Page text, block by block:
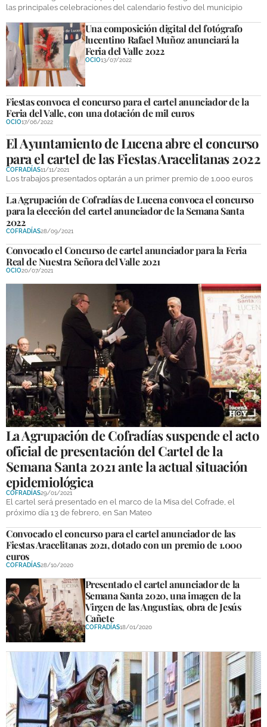
DEPORTES
COMPETICIONES
DEPORTE BASE
OPINIÓN
VENTANA CIUDADANA
CÓRDOBA
PROVINCIA
SUBBÉTICA HOY
SALUD
OBRAS
NECROLÓGICAS
las principales celebraciones del calendario festivo del municipio
Una composición digital del fotógrafo
lucentino Rafael Muñoz anunciará la
Feria del Valle 2022
OCIO13/07/2022
Fiestas convoca el concurso para el cartel anunciador de la
Feria del Valle, con una dotación de mil euros
OCIO17/06/2022
El Ayuntamiento de Lucena abre el concurso
para el cartel de las Fiestas Aracelitanas 2022
COFRADÍAS11/11/2021
Los trabajos presentados optarán a un primer premio de 1.000 euros
La Agrupación de Cofradías de Lucena convoca el concurso
para la elección del cartel anunciador de la Semana Santa
2022
COFRADÍAS28/09/2021
Convocado el Concurso de cartel anunciador para la Feria
Real de Nuestra Señora del Valle 2021
OCIO20/07/2021
La Agrupación de Cofradías suspende el acto
oficial de presentación del Cartel de la
Semana Santa 2021 ante la actual situación
epidemiológica
COFRADÍAS29/01/2021
El cartel será presentado en el marco de la Misa del Cofrade, el
próximo día 13 de febrero, en San Mateo
Convocado el concurso para el cartel anunciador de las
Fiestas Aracelitanas 2021, dotado con un premio de 1.000
euros
COFRADÍAS28/10/2020
Presentado el cartel anunciador de la
Semana Santa 2020, una imagen de la
Virgen de las Angustias, obra de Jesús
Cañete
COFRADÍAS18/01/2020